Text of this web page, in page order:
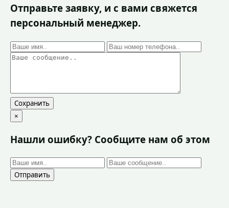
Отправьте заявку, и с вами свяжется
персональный менеджер.
Сохранить
×
Нашли ошибку? Сообщите нам об этом
Отправить